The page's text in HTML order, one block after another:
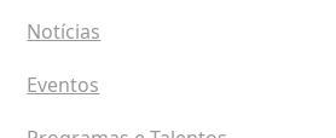
Notícias
Eventos